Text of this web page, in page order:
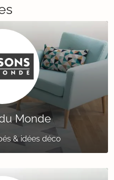
Monde
& idées déco